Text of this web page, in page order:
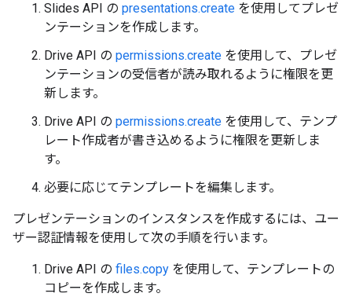
Slides API の presentations.create を使用してプレゼ
ンテーションを作成します。
Drive API の permissions.create を使用して、プレゼ
ンテーションの受信者が読み取れるように権限を更
新します。
Drive API の permissions.create を使用して、テンプ
レート作成者が書き込めるように権限を更新しま
す。
必要に応じてテンプレートを編集します。
プレゼンテーションのインスタンスを作成するには、ユー
ザー認証情報を使用して次の手順を行います。
Drive API の files.copy を使用して、テンプレートの
コピーを作成します。